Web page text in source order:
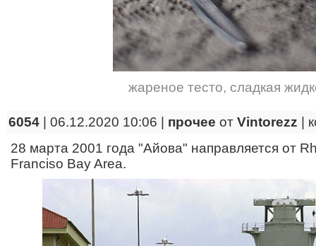
жареное тесто, сладкая
6054 | 06.12.2020 10:06 | прочее от Vintorezz
28 марта 2001 года "Айова" направляется от
Franciso Bay Area.